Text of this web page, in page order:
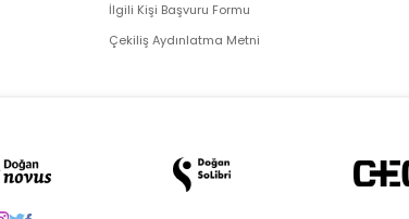
İlgili Kişi Başvuru Formu
Çekiliş Aydınlatma Metni